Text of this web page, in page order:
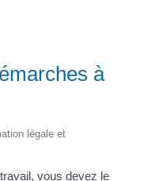
à
légale et
vous devez le